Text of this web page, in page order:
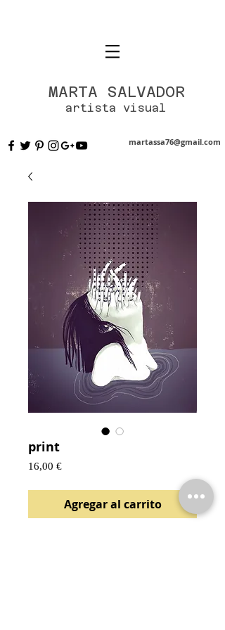
MARTA SALVADOR
artista visual
martassa76@gmail.com
print
16,00 €Precio
Agregar al carrito